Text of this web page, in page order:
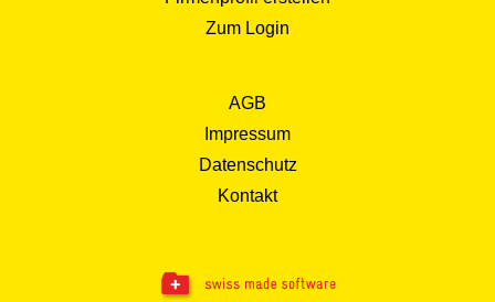
Zum Login
AGB
Impressum
Datenschutz
Kontakt